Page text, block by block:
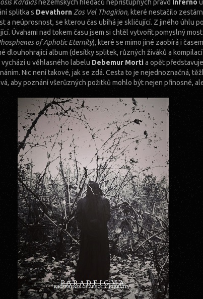
Kardiasnezemských hledačů nepřístupných pravd Inferno
splitka s Devathorn Zos Vel Thagirion, které nestačilo
a neúprosnost, se kterou čas ubíhá je skličující. Z jiného úhlu
Úvahami nad tokem času jsem si chtěl vytvořit pomyslný
of Aphotic Eternity), které se mimo jiné zaobírá i
dlouhohrající album (desítky splitek, různých živáků a
u věhlasného labelu Debemur Morti a opět
Nic není takové, jak se zdá. Cesta to je nejednoznačná,
aby poznání všerůzných požitků mohlo být nejen přínosné,